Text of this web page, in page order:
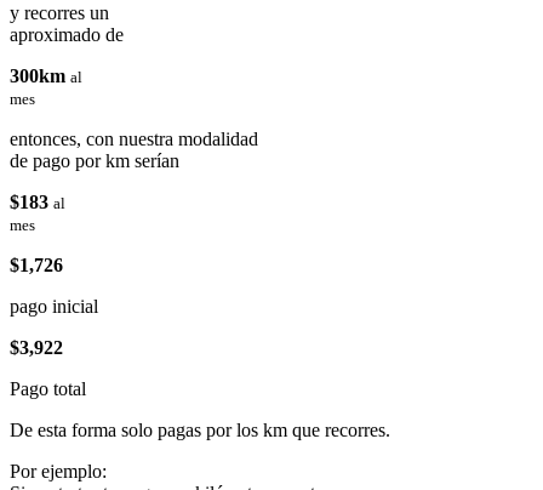
y recorres un
aproximado de
300km al
mes
entonces, con nuestra modalidad
de pago por km serían
$183 al
mes
$1,726
pago inicial
$3,922
Pago total
De esta forma solo pagas por los km que recorres.
Por ejemplo: